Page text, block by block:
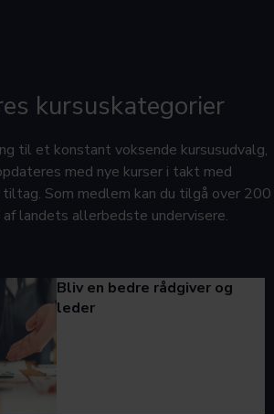
kursuskategorier
til et konstant voksende kursusudvalg,
med nye kurser i takt med
Som medlem kan du tilgå over 200
landets allerbedste undervisere.
Bliv en bedre rådgiver og
leder